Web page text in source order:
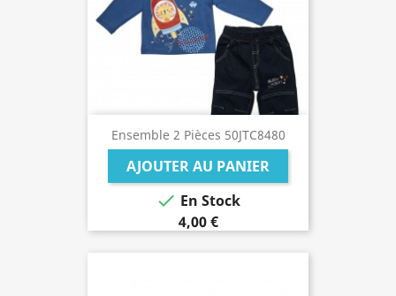
Ensemble 2 Pièces 50JTC8480
AJOUTER AU PANIER
 En Stock
4,00 €